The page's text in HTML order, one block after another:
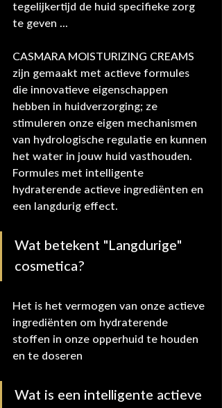
tegelijkertijd de huid specifieke zorg
te geven ...
CASMARA MOISTURIZING CREAMS
zijn gemaakt met actieve formules
die innovatieve eigenschappen
hebben in huidverzorging; ze
stimuleren onze eigen mechanismen
van hydrologische regulatie en kunnen
het water in jouw huid vasthouden.
Formules met intelligente
hydraterende actieve ingrediënten en
een langdurig effect.
Wat betekent "Langdurige"
cosmetica?
Het is het vermogen van onze actieve
ingrediënten om hydraterende
stoffen in onze opperhuid te houden
en te doseren
Wat is een intelligente actieve